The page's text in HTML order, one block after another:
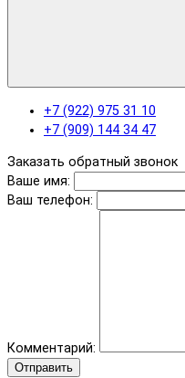
+7 (922) 975 31 10
+7 (909) 144 34 47
Заказать обратный звонок
Ваше имя:
Ваш телефон:
Комментарий:
Отправить